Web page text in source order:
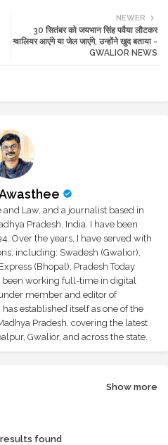
ats
NEWER
30 सितंबर को जयभान सिंह पवैया लौटकर
ग्वालियर आएंगे या जेल जाएंगे, उन्होंने खुद बताया -
GWALIOR NEWS
Law, and a journalist based in
Pradesh, India. I have been
Over the years, I have served with
including: Swadesh (Gwalior),
(Bhopal), Pradesh Today
been working full-time in digital
member and editor of
established itself as one of the
Pradesh, covering the latest
Gwalior, and across the state.
Show more
found